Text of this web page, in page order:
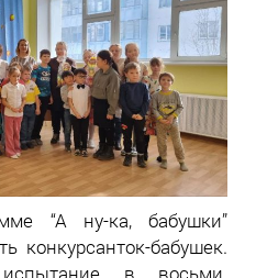
“А ну-ка, бабушки”
конкурсанток-бабушек.
в восьми